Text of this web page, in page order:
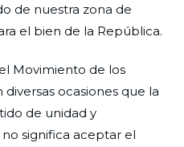
de nuestra zona de
el bien de la República.
Movimiento de los
ocasiones que la
de unidad y
significa aceptar el